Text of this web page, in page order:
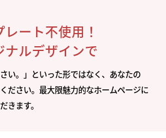
レート不使用！
ナルデザインで
い。」といった形ではなく、あなたの
ださい。最大限魅力的なホームページに
きます。